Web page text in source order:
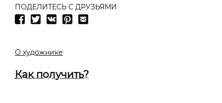
ПОДЕЛИТЕСЬ С ДРУЗЬЯМИ
О художнике
Как получить?